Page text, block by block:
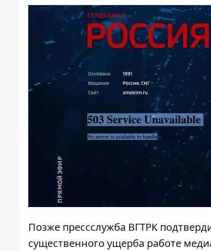
Позже прессслужба ВГТРК
существенного ущерба работе